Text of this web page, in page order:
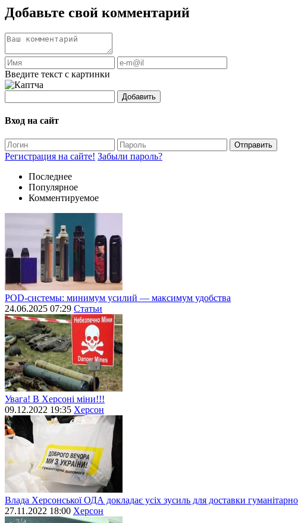
Добавьте свой комментарий
Введите текст с картинки
Добавить
Вход на сайт
Отправить
Регистрация на сайте! Забыли пароль?
Последнее
Популярное
Комментируемое
POD-системы: минимум усилий — максимум удобства
24.06.2025 07:29 Статьи
Увага! В Херсоні міни!!!
09.12.2022 19:35 Херсон
Влада Херсонської ОДА докладає усіх зусиль для доставки
27.11.2022 18:00 Херсон